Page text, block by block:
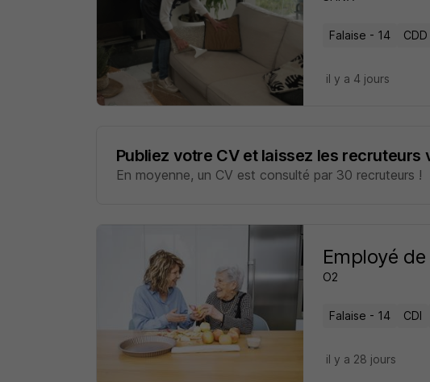
Falaise - 14 CDD
il y a 4 jours
Publiez votre CV et laissez les recruteurs
En moyenne, un CV est consulté par 30 recruteurs !
Employé
O2
Falaise - 14 CDI
il y a 28 jours